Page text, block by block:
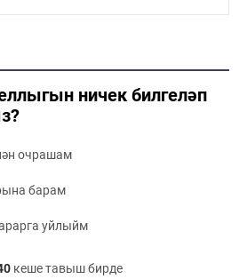
ничек билгеләп
очрашам
барам
уйлыйм
кеше тавыш бирде